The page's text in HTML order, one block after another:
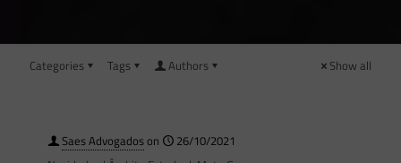
Categories Tags Authors Show all
Saes Advogadoson
26/10/2021